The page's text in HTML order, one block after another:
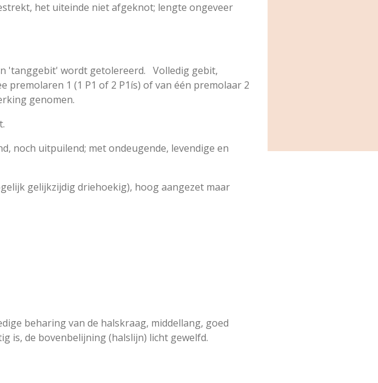
het uiteinde niet afgeknot; lengte ongeveer
'tanggebit' wordt getolereerd. Volledig gebit,
1 (1 P1 of 2 P1ís) of van één premolaar 2
genomen.
noch uitpuilend; met ondeugende, levendige en
gelijkzijdig driehoekig), hoog aangezet maar
beharing van de halskraag, middellang, goed
is, de bovenbelijning (halslijn) licht gewelfd.